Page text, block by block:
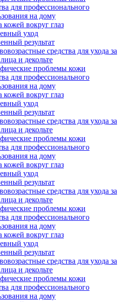
для профессионального
на дому
кожей вокруг глаз
уход
результат
средства для ухода за
и декольте
проблемы кожи
для профессионального
на дому
кожей вокруг глаз
уход
результат
средства для ухода за
и декольте
проблемы кожи
для профессионального
на дому
кожей вокруг глаз
уход
результат
средства для ухода за
и декольте
проблемы кожи
для профессионального
на дому
кожей вокруг глаз
уход
результат
средства для ухода за
и декольте
проблемы кожи
для профессионального
на дому